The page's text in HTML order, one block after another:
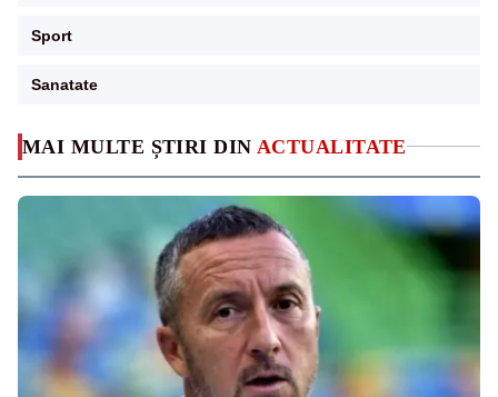
MAI MULTE ȘTIRI DIN ACTUALITATE
Sport
Sanatate